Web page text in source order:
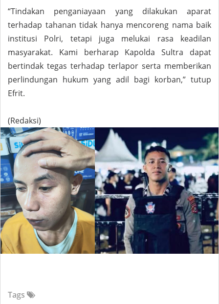
“Tindakan penganiayaan yang dilakukan aparat
terhadap tahanan tidak hanya mencoreng nama baik
institusi Polri, tetapi juga melukai rasa keadilan
masyarakat. Kami berharap Kapolda Sultra dapat
bertindak tegas terhadap terlapor serta memberikan
perlindungan hukum yang adil bagi korban,” tutup
Efrit.
(Redaksi)
Tags